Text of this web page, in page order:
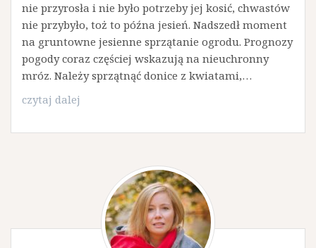
nie przyrosła i nie było potrzeby jej kosić, chwastów
nie przybyło, toż to późna jesień. Nadszedł moment
na gruntowne jesienne sprzątanie ogrodu. Prognozy
pogody coraz częściej wskazują na nieuchronny
mróz. Należy sprzątnąć donice z kwiatami,…
czytaj dalej
ogrodu